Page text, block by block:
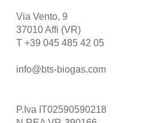
Via Vento, 9
37010 Affi (VR)
T +39 045 485 42 05
info@bts-biogas.com
P.Iva IT02590590218